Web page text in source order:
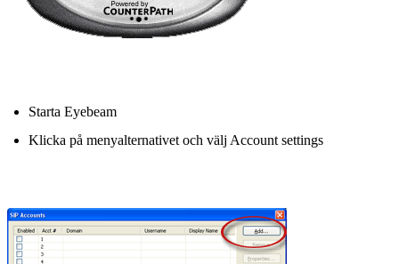
Starta Eyebeam
Klicka på menyalternativet och välj Account settings